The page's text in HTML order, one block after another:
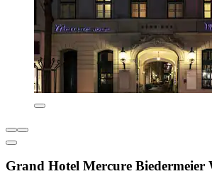
Grand Hotel Mercure Biedermeier